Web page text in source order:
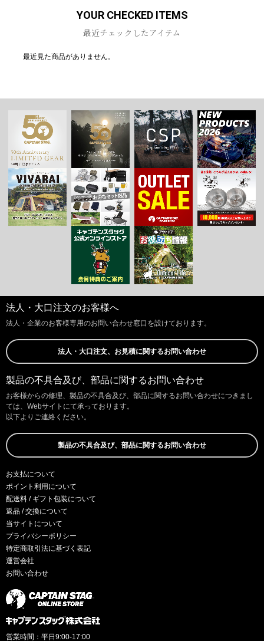
YOUR CHECKED ITEMS
最近チェックしたアイテム
最近見た商品がありません。
法人・大口注文のお客様へ
法人・企業のお客様専用のお問い合わせ窓口を設けております。
法人・大口注文、お見積に関するお問い合わせ
製品の不具合及び、部品に関するお問い合わせ
お客様からの修理、製品の不具合及び、部品に関するお問い合わせにつきまし
ては、Webサイトにて承っております。
以下よりご連絡ください。
製品の不具合及び、部品に関するお問い合わせ
お支払について
ポイント利用について
配送料 / ギフト包装について
返品 / 交換について
当サイトについて
プライバシーポリシー
特定商取引法に基づく表記
運営会社
お問い合わせ
営業時間：平日9:00-17:00